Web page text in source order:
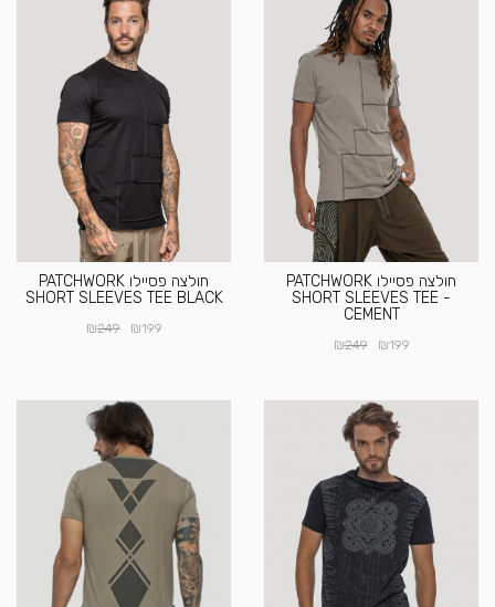
חולצה פסיילו PATCHWORK
SHORT SLEEVES TEE -
CEMENT
₪199
₪249
חולצה פסיילו PATCHWORK
SHORT SLEEVES TEE BLACK
₪199
₪249